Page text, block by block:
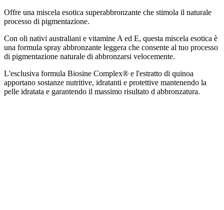
Offre una miscela esotica superabbronzante che stimola il naturale
processo di pigmentazione.
Con oli nativi australiani e vitamine A ed E, questa miscela esotica è
una formula spray abbronzante leggera che consente al tuo processo
di pigmentazione naturale di abbronzarsi velocemente.
L'esclusiva formula Biosine Complex® e l'estratto di quinoa
apportano sostanze nutritive, idratanti e protettive mantenendo la
pelle idratata e garantendo il massimo risultato d abbronzatura.